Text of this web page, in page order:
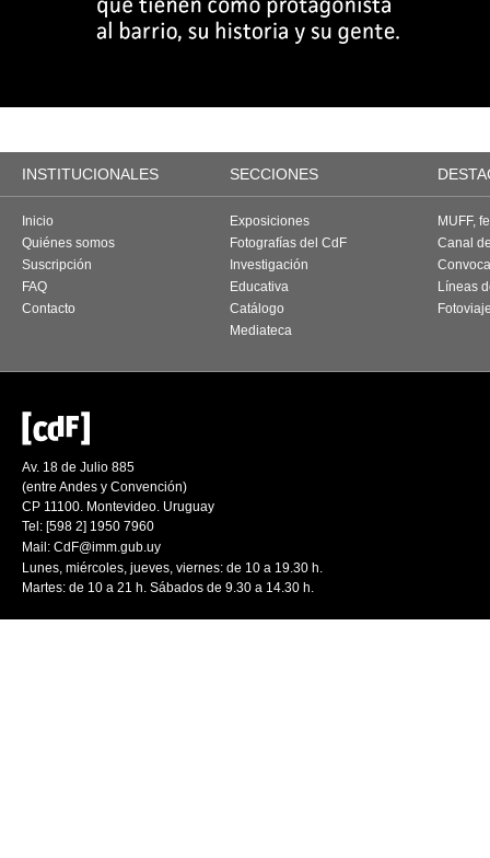
INSTITUCIONALES SECCIONES
Inicio
Quiénes somos
Suscripción
FAQ
Contacto
Exposiciones
Fotografías del CdF
Investigación
Educativa
Catálogo
Mediateca
MUFF,
Canal
Líneas
Av. 18 de Julio 885
(entre Andes y Convención)
CP 11100. Montevideo. Uruguay
Tel: [598 2] 1950 7960
Mail: CdF@imm.gub.uy
Lunes, miércoles, jueves, viernes: de 10 a 19.30 h.
Martes: de 10 a 21 h. Sábados de 9.30 a 14.30 h.